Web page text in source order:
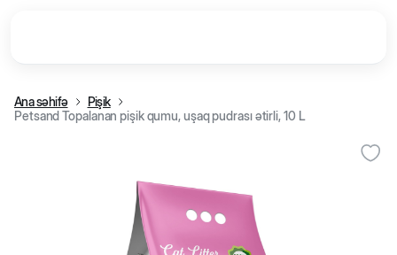
Ana səhifə
Pişik
Petsand Topalanan pişik qumu, uşaq pudrası ətirli, 10 L